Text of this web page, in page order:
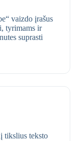
vaizdo įrašus
tyrimams ir
suprasti
tikslius teksto